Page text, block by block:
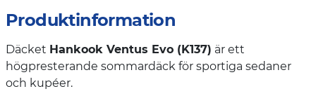
Produktinformation
Däcket Hankook Ventus Evo (K137) är ett
högpresterande sommardäck för sportiga sedaner
och kupéer.